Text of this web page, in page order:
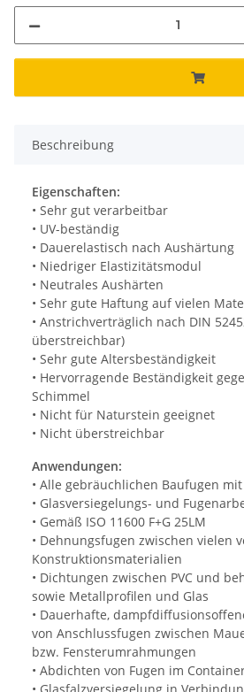
Beschreibung
Eigenschaften:
• Sehr gut verarbeitbar
• UV-beständig
• Dauerelastisch nach Aushärtung
• Niedriger Elastizitätsmodul
• Neutrales Aushärten
• Sehr gute Haftung auf vielen
• Anstrichverträglich nach DIN
überstreichbar)
• Sehr gute Altersbeständigkeit
• Hervorragende Beständigkeit
Schimmel
• Nicht für Naturstein geeignet
• Nicht überstreichbar
Anwendungen:
• Alle gebräuchlichen Baufugen
• Glasversiegelungs- und
• Gemäß ISO 11600 F+G 25LM
• Dehnungsfugen zwischen vielen
Konstruktionsmaterialien
• Dichtungen zwischen PVC und
sowie Metallprofilen und Glas
• Dauerhafte,
von Anschlussfugen zwischen
bzw. Fensterumrahmungen
• Abdichten von Fugen im